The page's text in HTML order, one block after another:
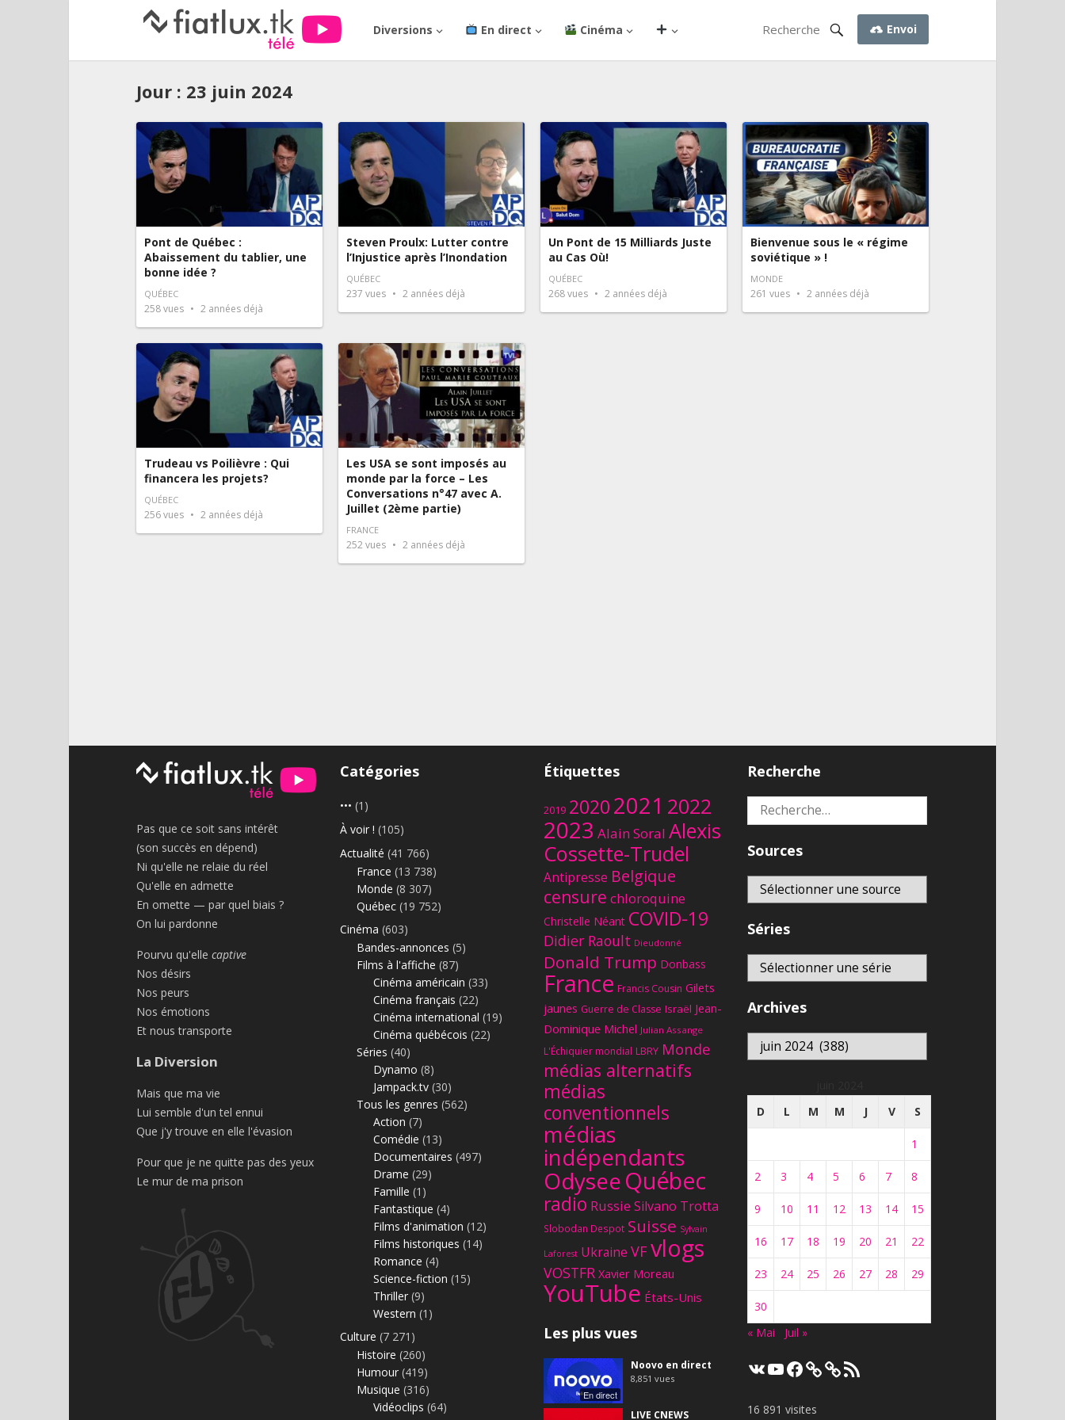
Diversions En direct Cinéma Envoi
Jour : 23 juin 2024
Pont de Québec :
Abaissement du tablier, une
bonne idée ?
QUÉBEC
258vues 2 années déjà
Steven Proulx: Lutter contre
l’Injustice après l’Inondation
QUÉBEC
237 vues 2 années déjà
Un Pont de 15 Milliards Juste
au Cas Où!
QUÉBEC
268vues 2 années déjà
Bienvenue sous le « régime
soviétique » !
MONDE
261 vues 2 années déjà
Trudeau vs Poilièvre : Qui
financera les projets?
QUÉBEC
256vues 2 années déjà
Les USA se sont imposés au
monde par la force – Les
Conversations n°47 avec A.
Juillet (2ème partie)
FRANCE
252vues 2 années déjà
Pas que ce soit sans intérêt
(son succès en dépend)
Ni qu'elle ne relaie du réel
Qu'elle en admette
En omette — par quel biais ?
On lui pardonne
Pourvu qu'elle captive
Nos désirs
Nos peurs
Nos émotions
Et nous transporte
La Diversion
Mais que ma vie
Lui semble d'un tel ennui
Que j'y trouve en elle l'évasion
Pour que je ne quitte pas des yeux
Le mur de ma prison
Catégories
••• (1)
À voir ! (105)
Actualité (41 766)
France (13 738)
Monde (8 307)
Québec (19 752)
Cinéma (603)
Bandes-annonces (5)
Films à l'affiche (87)
Cinéma américain (33)
Cinéma français (22)
Cinéma international (19)
Cinéma québécois (22)
Séries (40)
Dynamo (8)
Jampack.tv (30)
Tous les genres (562)
Action (7)
Comédie (13)
Documentaires (497)
Drame (29)
Famille (1)
Fantastique (4)
Films d'animation (12)
Films historiques (14)
Romance (4)
Science-fiction (15)
Thriller (9)
Western (1)
Culture (7 271)
Histoire (260)
Humour (419)
Musique (316)
Vidéoclips (64)
Étiquettes
2019 20202021 2022
2023 Alain Soral Alexis
Cossette-Trudel
Antipresse Belgique
censure chloroquine
Christelle Néant COVID-19
Didier Raoult Dieudonné
Donald Trump Donbass
France Francis Cousin Gilets
jaunes Guerre de Classe Israël Jean-
Dominique Michel Julian Assange
L'Échiquier mondial LBRY Monde
médias alternatifs
médias
conventionnels
médias
indépendants
OdyseeQuébec
radio Russie Silvano Trotta
Slobodan Despot Suisse Sylvain
Laforest Ukraine VFvlogs
VOSTFR Xavier Moreau
YouTube États-Unis
Les plus vues
En direct
Noovo en direct
8,851 vues
LIVE CNEWS
Recherche
Rechercher :
Sources
Séries
Archives
Archives
D
L M M J V S
1
2 3 4 5 6 7 8
9 10 11 12 13 14 15
16 17 18 19 20 21 22
23 24 25 26 27 28 29
30
« Mai
Juil »
VK YouTube
Facebook Flux
RSS
16 891 visites